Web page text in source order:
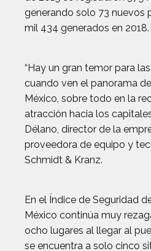
generando solo 73 nuevos
mil 434 generados en 2018.
“Hay un gran temor para
cuando ven el panorama
México, sobre todo en la
atracción hacia los
Délano, director de la
proveedora de equipo y
Schmidt & Kranz.
En el Índice de Seguridad
México continúa muy
ocho lugares al llegar al
se encuentra a solo cinco